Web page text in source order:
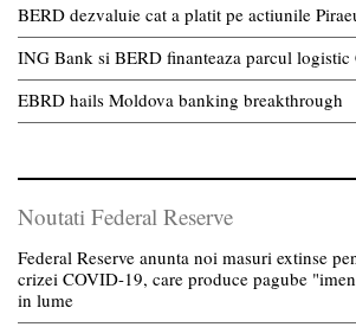
BERD dezvaluie cat a platit pe actiunile
ING Bank si BERD finanteaza parcul logistic
EBRD hails Moldova banking breakthrough
Noutati Federal Reserve
Federal Reserve anunta noi masuri extinse
crizei COVID-19, care produce pagube
in lume